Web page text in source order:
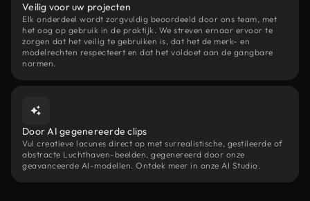
Veilig voor uw projecten
Elk onderdeel wordt zorgvuldig beoordeeld door ons team, met
het oog op gebruik in de praktijk. We streven ernaar ervoor te
zorgen dat het veilig te gebruiken is, dat het de merk- en
modelrechten respecteert en dat het voldoet aan de gangbare
normen.
Door AI gegenereerde clips
Vul creatieve lacunes direct op met surrealistische, gestileerde of
abstracte Luchthaven-beelden, gegenereerd door onze
geavanceerde AI-modellen. Ontdek meer in onze AI Studio.